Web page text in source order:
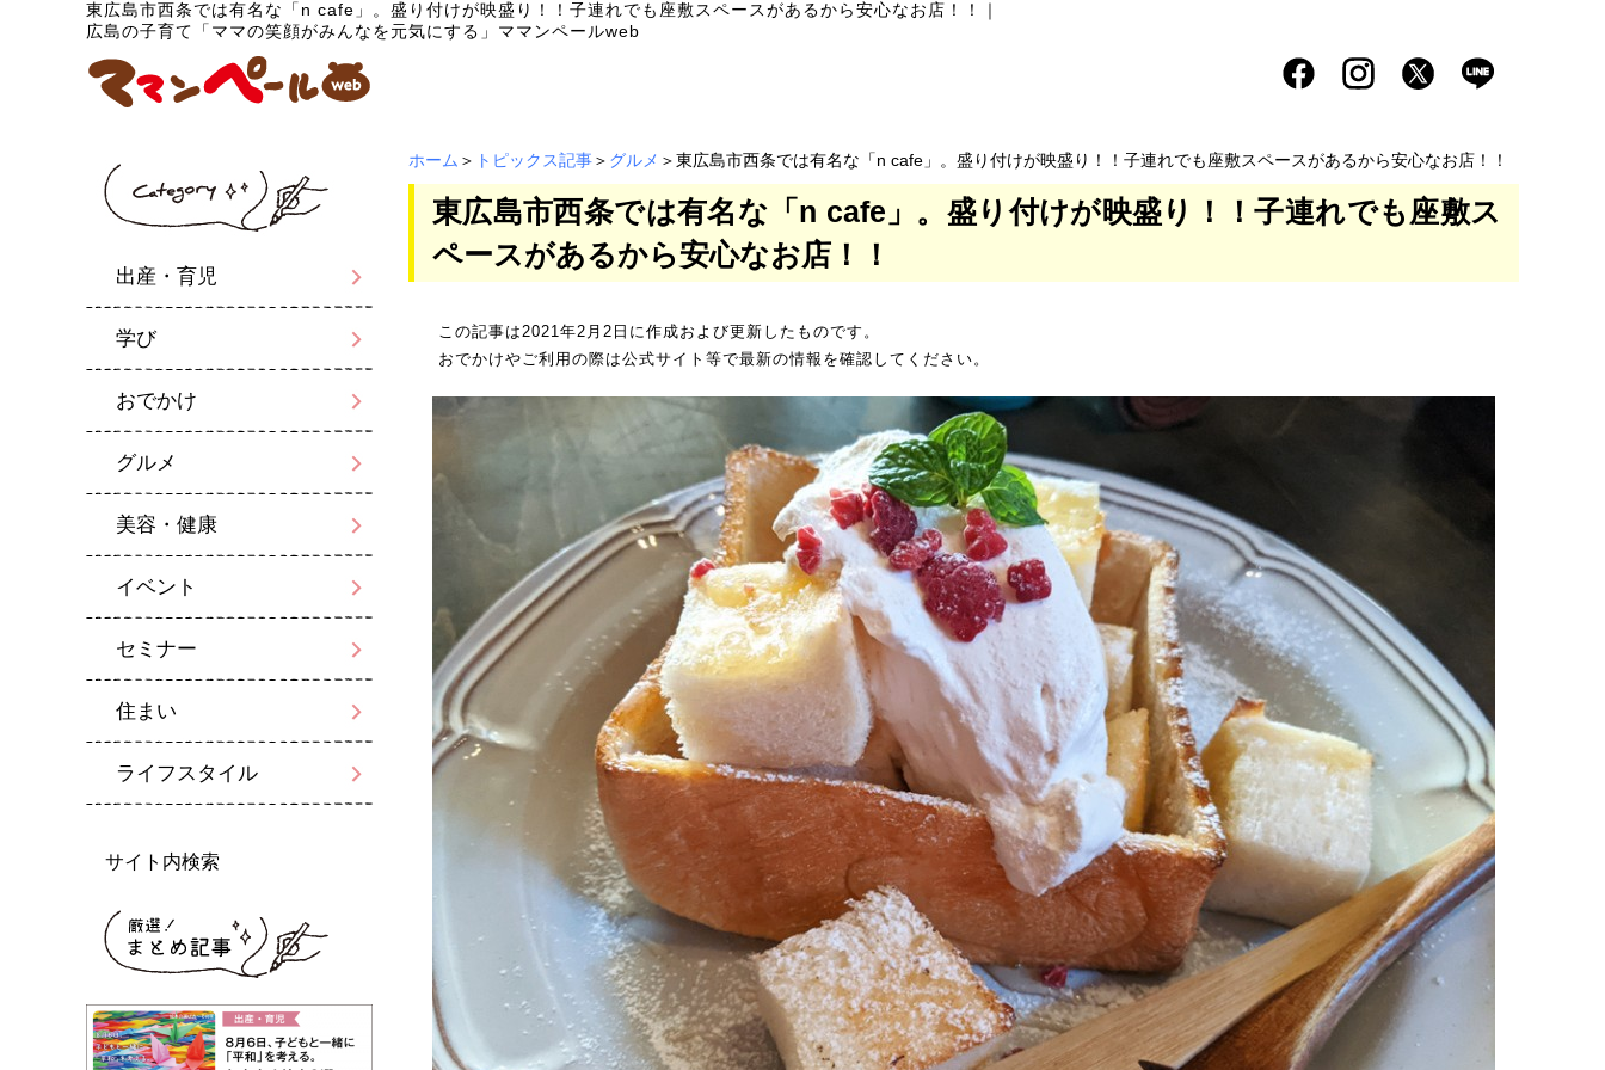
東広島市西条では有名な「n cafe」。盛り付けが映盛り！！子連れでも座敷スペースがあるから安心なお店！！
｜
広島の子育て「ママの笑顔がみんなを元気にする」ママンペールweb
ホーム ＞ トピックス記事＞ グルメ ＞東広島市西条では有名な「n cafe」。盛り付けが映盛り！！子連れでも座敷スペースがあるから安心なお店！！
東広島市西条では有名な「n cafe」。盛り付けが映盛り！！子連れでも座敷ス
ペースがあるから安心なお店！！
この記事は2021年2月2日に作成および更新したものです。
おでかけやご利用の際は公式サイト等で最新の情報を確認してください。
出産・育児
学び
おでかけ
グルメ
美容・健康
イベント
セミナー
住まい
ライフスタイル
サイト内検索